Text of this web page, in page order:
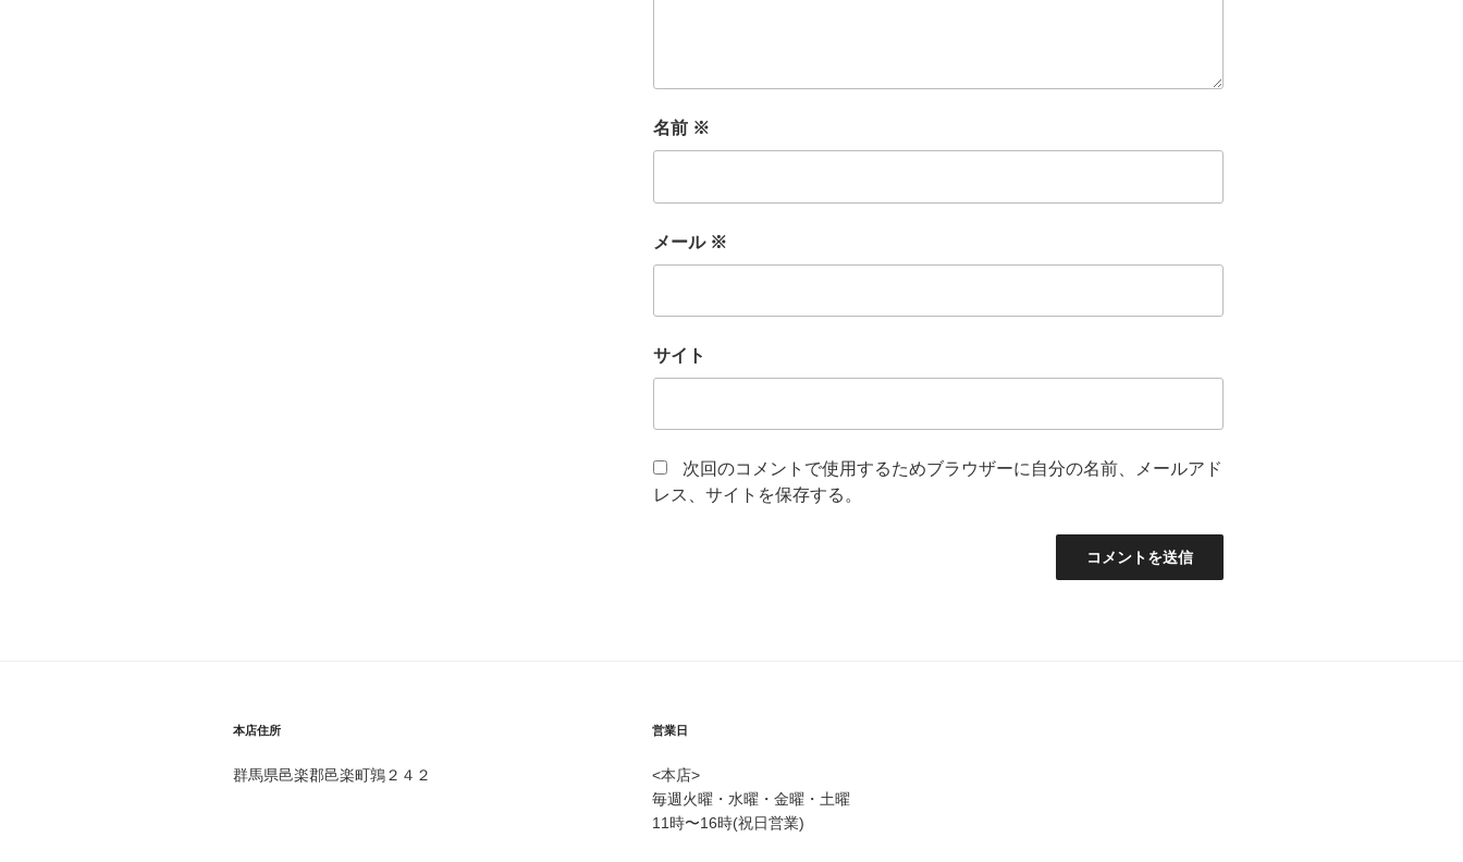
名前 ※
メール ※
サイト
次回のコメントで使用するためブラウザーに自分の名前、メールアド
レス、サイトを保存する。
本店住所
群馬県邑楽郡邑楽町鶉２４２
営業日
<本店>
毎週火曜・水曜・金曜・土曜
11時〜16時(祝日営業)